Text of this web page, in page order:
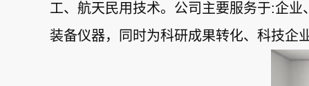
工、航天民用技术。公司主要服务于:企
装备仪器，同时为科研成果转化、科技企